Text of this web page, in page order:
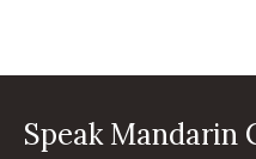
Speak Mandarin